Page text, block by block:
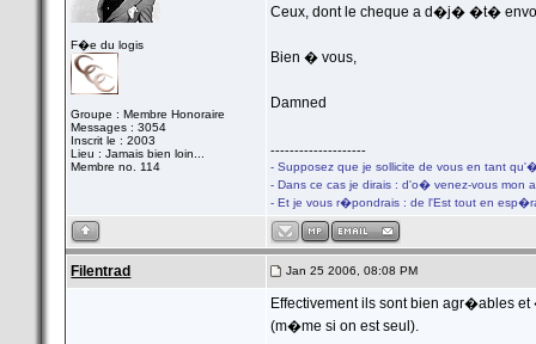
F�e du logis
Groupe : Membre Honoraire
Messages : 3054
Inscrit le : 2003
Lieu : Jamais bien loin...
Membre no. 114
Ceux, dont le cheque a d�j� �t�
Bien � vous,
Damned
--------------------
- Supposez que je sollicite de vous en tant
- Dans ce cas je dirais : d'o� venez-vous mon
- Et je vous r�pondrais : de l'Est tout en
Filentrad Jan 25 2006, 08:08 PM
Effectivement ils sont bien agr�ables
(m�me si on est seul).